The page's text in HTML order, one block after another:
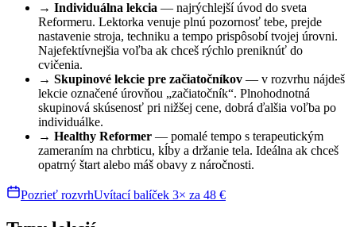
→ Individuálna lekcia — najrýchlejší úvod do sveta
Reformeru. Lektorka venuje plnú pozornosť tebe, prejde
nastavenie stroja, techniku a tempo prispôsobí tvojej úrovni.
Najefektívnejšia voľba ak chceš rýchlo preniknúť do
cvičenia.
→ Skupinové lekcie pre začiatočníkov — v rozvrhu nájdeš
lekcie označené úrovňou „začiatočník“. Plnohodnotná
skupinová skúsenosť pri nižšej cene, dobrá ďalšia voľba po
individuálke.
→ Healthy Reformer — pomalé tempo s terapeutickým
zameraním na chrbticu, kĺby a držanie tela. Ideálna ak chceš
opatrný štart alebo máš obavy z náročnosti.
Pozrieť rozvrhUvítací balíček 3× za 48 €